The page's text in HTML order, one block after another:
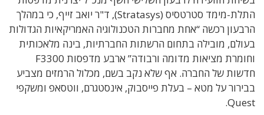
התלת-מימד סטרטסיס (Stratasys), ד"ר יואב זייף, כי במהלך
הרבעון רכשה “אחת מחברות הטכנולוגיה האמריקאיות הגדולות
בעולם, מובילה בתחום הרשתות החברתיות, בינה מלאכותית
וחומרת מציאות מדומה ורבודה” ארבע מדפסות F3300
חדשות של החברה. אף שלא נקב בשם, מכלול הרמזים מצביע
בבירור על מטא – בעלת פייסבוק, אינסטגרם, ווטסאפ ומשקפי
Quest.